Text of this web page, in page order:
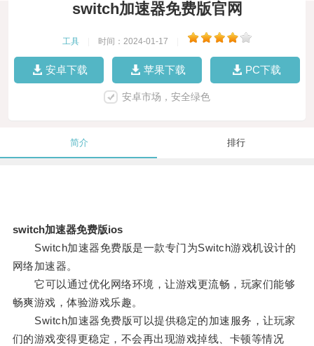
switch加速器免费版官网
工具 时间：2024-01-17
安卓下载 苹果下载 PC下载
安卓市场，安全绿色
简介 排行
switch加速器免费版ios
Switch加速器免费版是一款专门为Switch游戏机设计的
网络加速器。
它可以通过优化网络环境，让游戏更流畅，玩家们能够
畅爽游戏，体验游戏乐趣。
Switch加速器免费版可以提供稳定的加速服务，让玩家
们的游戏变得更稳定，不会再出现游戏掉线、卡顿等情况